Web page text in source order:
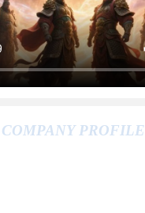
COMPANY PROFILE